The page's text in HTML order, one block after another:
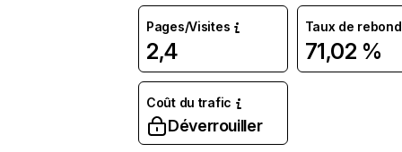
Pages/Visites
2,4
Taux de rebond
71,02 %
Coût du trafic
Déverrouiller